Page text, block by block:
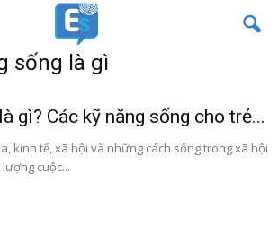
sống là gì
gì? Các kỹ năng sống cho trẻ...
kinh tế, xã hội và những cách sống trong xã hội
cuộc...